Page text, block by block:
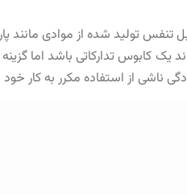
تنفس تولید شده از موادی مانند
یک کابوس تدارکاتی باشد اما
از استفاده مکرر به کار خود